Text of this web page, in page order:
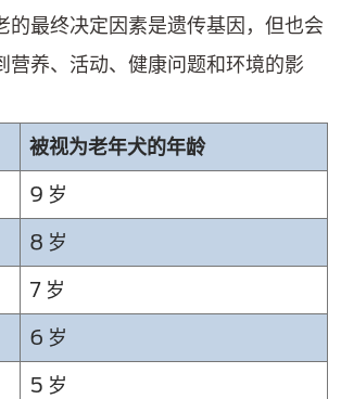
的最终决定因素是遗传基因，但也会
营养、活动、健康问题和环境的影
被视为老年犬的年龄
9 岁
8 岁
7 岁
6 岁
5 岁